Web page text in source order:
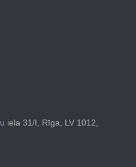
iela 31/I, Rīga, LV 1012,